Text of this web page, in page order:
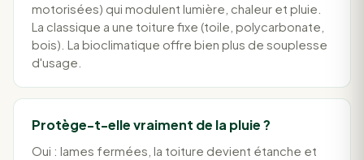
motorisées) qui modulent lumière, chaleur et pluie.
La classique a une toiture fixe (toile, polycarbonate,
bois). La bioclimatique offre bien plus de souplesse
d'usage.
Protège-t-elle vraiment de la pluie ?
Oui : lames fermées, la toiture devient étanche et